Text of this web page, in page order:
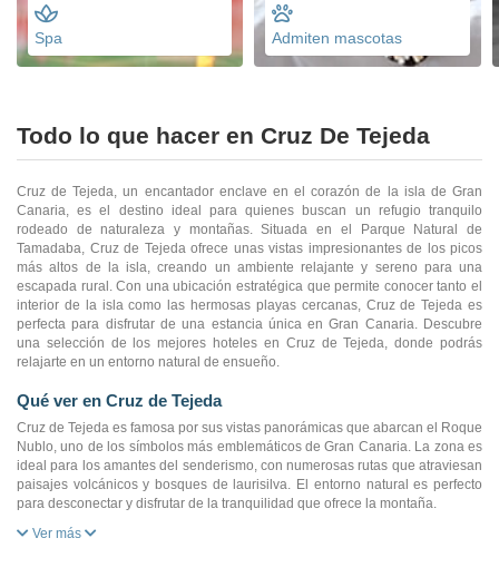
Spa Admiten mascotas
Todo lo que hacer en Cruz De Tejeda
Cruz de Tejeda, un encantador enclave en el corazón de la isla de Gran
Canaria, es el destino ideal para quienes buscan un refugio tranquilo
rodeado de naturaleza y montañas. Situada en el Parque Natural de
Tamadaba, Cruz de Tejeda ofrece unas vistas impresionantes de los picos
más altos de la isla, creando un ambiente relajante y sereno para una
escapada rural. Con una ubicación estratégica que permite conocer tanto el
interior de la isla como las hermosas playas cercanas, Cruz de Tejeda es
perfecta para disfrutar de una estancia única en Gran Canaria. Descubre
una selección de los mejores hoteles en Cruz de Tejeda, donde podrás
relajarte en un entorno natural de ensueño.
Qué ver en Cruz de Tejeda
Cruz de Tejeda es famosa por sus vistas panorámicas que abarcan el Roque
Nublo, uno de los símbolos más emblemáticos de Gran Canaria. La zona es
ideal para los amantes del senderismo, con numerosas rutas que atraviesan
paisajes volcánicos y bosques de laurisilva. El entorno natural es perfecto
para desconectar y disfrutar de la tranquilidad que ofrece la montaña.
Ver más